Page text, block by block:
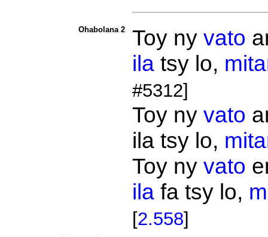
Ohabolana 2 Toy ny vato
ilatsy lo,
#5312]
Toy ny vato
ila tsy lo,
Toy ny vato
ilafa tsy lo,
[2.558]